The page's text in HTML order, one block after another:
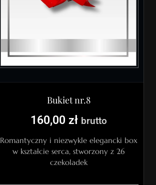
Bukiet nr.8
160,00 zł brutto
Romantyczny i niezwykle elegancki box
w kształcie serca, stworzony z 26
czekoladek